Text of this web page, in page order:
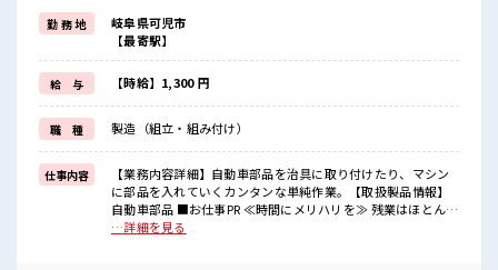
制服があるので、
毎日の服装の悩み解消♪
≪未経験OKの仕事≫
新しいことにチャレンジするのは不安だけど、
しっかり働く環境が整っています！
イチからスキルUP・ステップUP目指していきましょう！
≪収入アップを目指せる≫
高時給だらけの派遣のお仕事です！
■職場の雰囲気
しっかり休める休憩室あり！
オンオフの切替もできちゃう！
ロッカーあり！
勤 務 地
岐阜県可児市
【最寄駅】
給 与 【時給】1,300 円
職 種 製造（組立・組み付け）
仕事内容
【業務内容詳細】自動車部品を治具に取り付けたり、マシン
に部品を入れていくカンタンな単純作業。【取扱製品情報】
自動車部品 ■お仕事PR ≪時間にメリハリを≫ 残業はほとんど
ナシ！ 場合によってはお願いすることもあります♪ ≪機能的
…詳細を見る